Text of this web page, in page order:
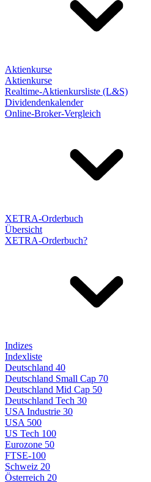
Aktienkurse
Aktienkurse
Realtime-Aktienkursliste (L&S)
Dividendenkalender
Online-Broker-Vergleich
XETRA-Orderbuch
Übersicht
XETRA-Orderbuch?
Indizes
Indexliste
Deutschland 40
Deutschland Small Cap 70
Deutschland Mid Cap 50
Deutschland Tech 30
USA Industrie 30
USA 500
US Tech 100
Eurozone 50
FTSE-100
Schweiz 20
Österreich 20